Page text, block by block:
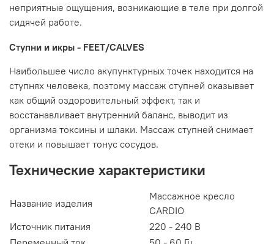
неприятные ощущения, возникающие в теле при долгой
сидячей работе.
Ступни и икры - FEET/CALVES
Наибольшее число акупунктурных точек находится на
ступнях человека, поэтому массаж ступней оказывает
как общий оздоровительный эффект, так и
восстанавливает внутренний баланс, выводит из
организма токсины и шлаки. Массаж ступней снимает
отеки и повышает тонус сосудов.
Технические характеристики
Название изделия
Массажное кресло
CARDIO
Источник питания
220 - 240 В